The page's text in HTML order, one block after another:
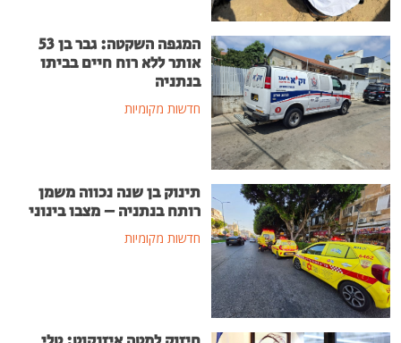
המגפה השקטה: גבר בן 53
אותר ללא רוח חיים בביתו
בנתניה
חדשות מקומיות
תינוק בן שנה נכווה משמן
רותח בנתניה – מצבו בינוני
חדשות מקומיות